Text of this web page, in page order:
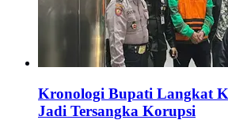
Kronologi Bupati Langkat
Jadi Tersangka Korupsi